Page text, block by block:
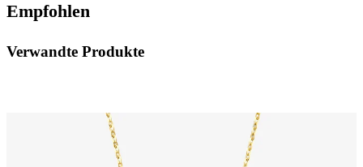
Empfohlen
Verwandte Produkte